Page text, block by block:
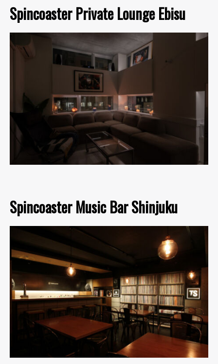
Spincoaster Private Lounge Ebisu
Spincoaster Music Bar Shinjuku